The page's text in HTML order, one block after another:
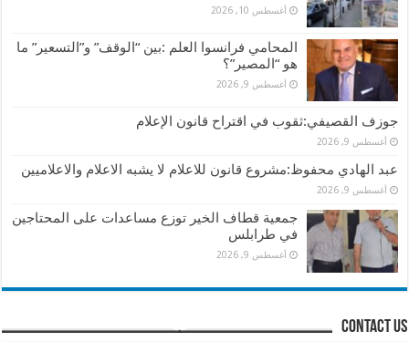
أغسطس 10, 2026
المحامي فرانسوا العلم :بين “الوقف” و”التسعير” ما
هو “المصير”؟
أغسطس 9, 2026
جوزف القصيفي:ثقوب في اقتراح قانون الإعلام
أغسطس 9, 2026
عبد الهادي محفوظ:مشروع قانون للاعلام لا يشبه الاعلام والاعلاميين
أغسطس 9, 2026
جمعية قطاف الخير توزع مساعدات على المحتاجين
في طرابلس
أغسطس 9, 2026
contact us